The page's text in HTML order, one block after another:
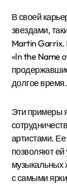
В своей
звездами,
Martin Garrix.
«In the Name
долгое время.
Эти примеры
артистами.
позволяют ей
музыкальных
с самыми